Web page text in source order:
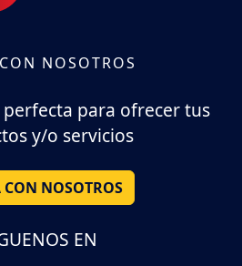
NOSOTROS
para ofrecer tus
y/o servicios
CON NOSOTROS
EN